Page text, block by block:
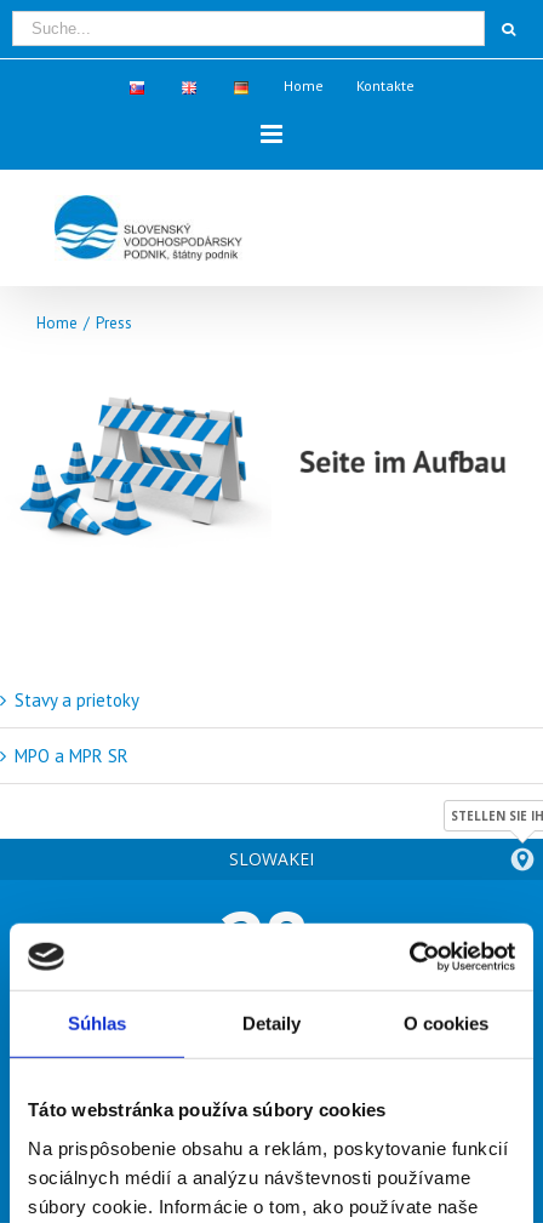
Súhlas Detaily O cookies
Táto webstránka používa súbory cookies
Na prispôsobenie obsahu a reklám, poskytovanie funkcií
sociálnych médií a analýzu návštevnosti používame
súbory cookie. Informácie o tom, ako používate naše
Home Kontakte
Home / Press
Stavy a prietoky
MPO a MPR SR
SLOWAKEI
STELLEN SIE
28°
57% Luftfeuchtigkeit
28 30
SO
32 34 ° 29